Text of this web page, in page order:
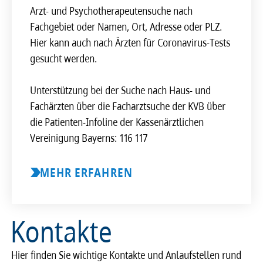
Arzt- und Psychotherapeutensuche nach
Fachgebiet oder Namen, Ort, Adresse oder PLZ.
Hier kann auch nach Ärzten für Coronavirus-Tests
gesucht werden.
Unterstützung bei der Suche nach Haus- und
Fachärzten über die Facharztsuche der KVB über
die Patienten-Infoline der Kassenärztlichen
Vereinigung Bayerns: 116 117
MEHR ERFAHREN
Kontakte
Hier finden Sie wichtige Kontakte und Anlaufstellen rund